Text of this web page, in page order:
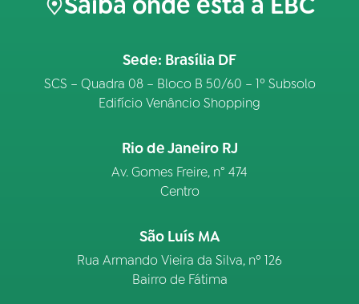
Sede: Brasília DF
SCS – Quadra 08 – Bloco B 50/60 – 1º Subsolo
Edifício Venâncio Shopping
Rio de Janeiro RJ
Av. Gomes Freire, n° 474
Centro
São Luís MA
Rua Armando Vieira da Silva, nº 126
Bairro de Fátima